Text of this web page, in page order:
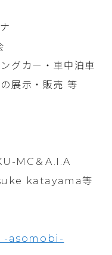
グカー・車中泊車
展示・販売 等
MC＆A.I.A
katayama等
-asomobi-